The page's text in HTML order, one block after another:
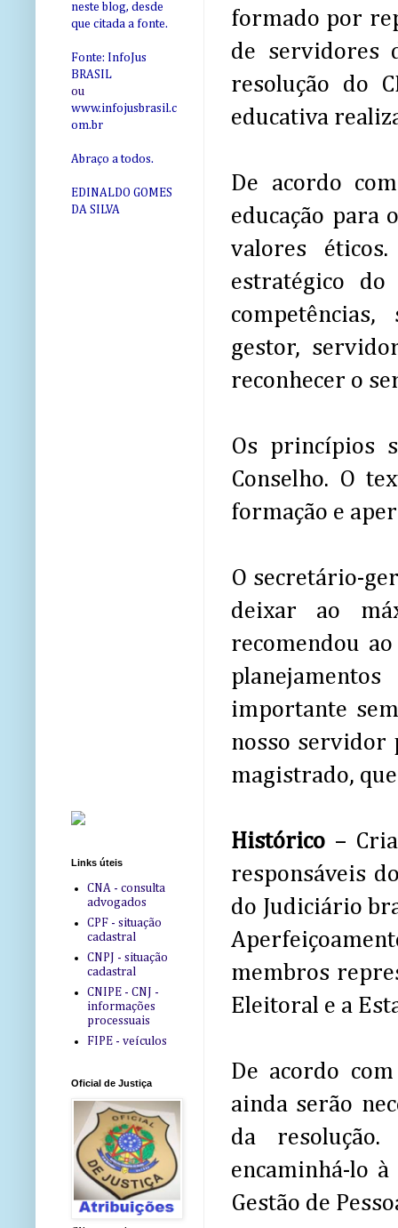
formado por
de servidores
resolução do
educativa
De acordo
educação para
valores
estratégico
gestor,
reconhecer o
Os princípios
Conselho. O
formação e
O secretário-
deixar ao
recomendou
importante
nosso servidor
magistrado,
Histórico –
responsáveis
do Judiciário
membros
Eleitoral e a
De acordo
ainda serão
da
encaminhá-lo
Gestão de
neste blog, desde
que citada a fonte.
Fonte: InfoJus
BRASIL
ou
www.infojusbrasil.c
om.br
Abraço a todos.
EDINALDO GOMES
DA SILVA
Links úteis
CNA - consulta
advogados
CPF - situação
cadastral
CNPJ - situação
cadastral
CNIPE - CNJ -
informações
processuais
FIPE - veículos
Oficial de Justiça